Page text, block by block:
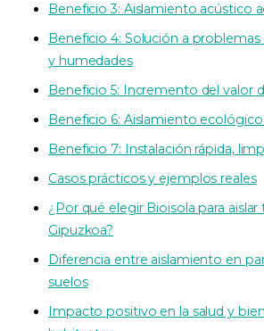
Beneficio 3: Aislamiento acústico
Beneficio 4: Solución a
y humedades
Beneficio 5: Incremento del valor
Beneficio 6: Aislamiento
Beneficio 7: Instalación rápida,
Casos prácticos y ejemplos reales
¿Por qué elegir Bioisola para aislar
Gipuzkoa?
Diferencia entre aislamiento en
suelos
Impacto positivo en la salud y